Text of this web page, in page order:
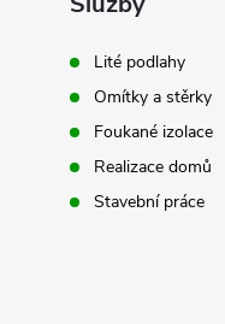
p
Lité podlahy
Omítky a stěrky
Foukané izolace
Realizace domů
Stavební práce